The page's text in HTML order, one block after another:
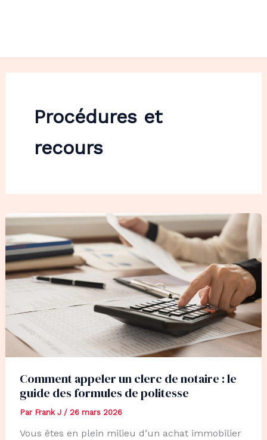
Procédures et
recours
Comment appeler un clerc de notaire : le
guide des formules de politesse
Par Frank J / 26 mars 2026
Vous êtes en plein milieu d’un achat immobilier